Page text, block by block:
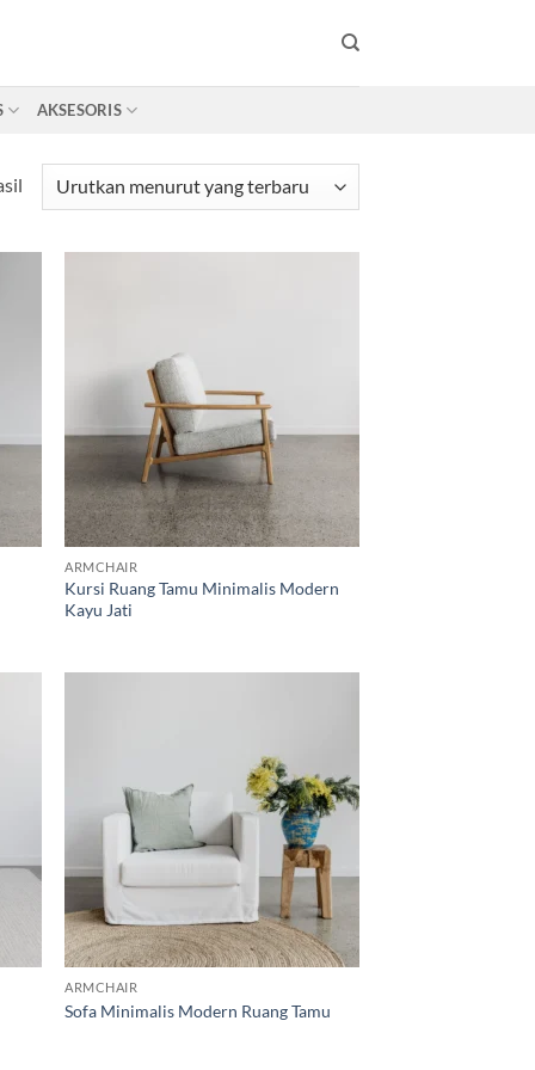
AKSESORIS
Diurutkan
menurut
to
ARMCHAIR
Kursi Ruang Tamu Minimalis Modern
Kayu Jati
ARMCHAIR
Sofa Minimalis Modern Ruang Tamu